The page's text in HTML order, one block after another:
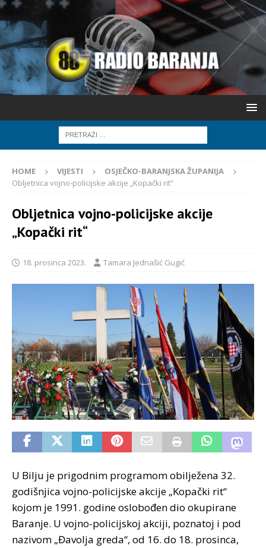
HOME VIJESTI
OSJEČKO-BARANJSKA ŽUPANIJA
Obljetnica vojno-policijske akcije „Kopački rit“
Obljetnica vojno-policijske akcije
„Kopački rit“
18. prosinca 2023. Tamara Jednašić Gugić
U Bilju je prigodnim programom obilježena 32.
godišnjica vojno-policijske akcije „Kopački rit“
kojom je 1991. godine oslobođen dio okupirane
Baranje. U vojno-policijskoj akciji, poznatoj i pod
nazivom „Đavolja greda“, od 16. do 18. prosinca,